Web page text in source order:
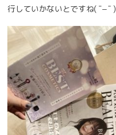
行していかないとですね( ¯−¯ )